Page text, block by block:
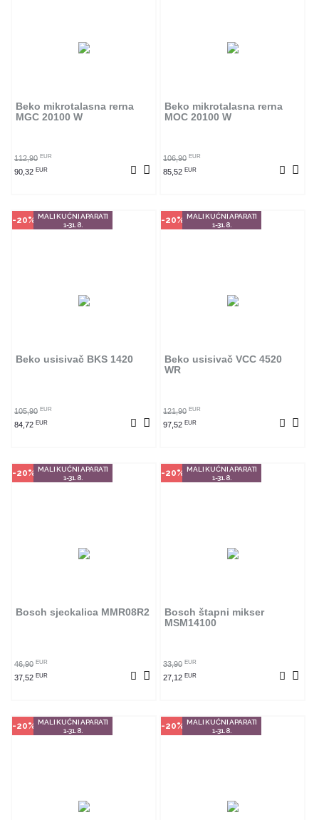
Beko mikrotalasna rerna
MGC 20100 W
112,90 EUR
90,32 EUR
Beko mikrotalasna rerna
MOC 20100 W
106,90 EUR
85,52 EUR
Način kupovine
možete kupiti.
Beko usisivač BKS 1420
105,90 EUR
84,72 EUR
-20% MALI KUĆNI APARATI
1-31.8.
Način kupovine
možete kupiti.
Beko usisivač VCC 4520
WR
121,90 EUR
97,52 EUR
-20% MALI KUĆNI APARATI
1-31.8.
Način kupovine
možete kupiti.
Bosch sjeckalica MMR08R2
46,90 EUR
37,52 EUR
-20% MALI KUĆNI APARATI
1-31.8.
Način kupovine
možete kupiti.
Bosch štapni mikser
MSM14100
33,90 EUR
27,12 EUR
-20% MALI KUĆNI APARATI
1-31.8.
Način kupovine
možete kupiti.
-20% MALI KUĆNI APARATI
1-31.8.
Način kupovine
možete kupiti.
-20% MALI KUĆNI APARATI
1-31.8.
Način kupovine Način kupovine